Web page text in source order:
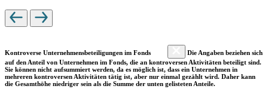
Kontroverse Unternehmensbeteiligungen im Fonds
Die Angaben beziehen sich
auf den Anteil von Unternehmen im Fonds, die an kontroversen Aktivitäten beteiligt sind.
Sie können nicht aufsummiert werden, da es möglich ist, dass ein Unternehmen in
mehreren kontroversen Aktivitäten tätig ist, aber nur einmal gezählt wird. Daher kann
die Gesamthöhe niedriger sein als die Summe der unten gelisteten Anteile.